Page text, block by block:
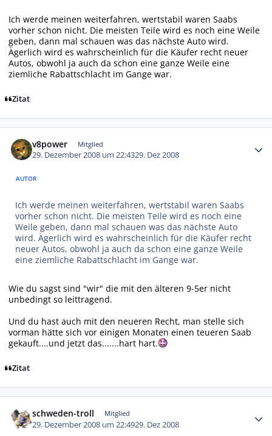
Ich werde meinen weiterfahren, wertstabil waren Saabs
vorher schon nicht. Die meisten Teile wird es noch eine Weile
geben, dann mal schauen was das nächste Auto wird.
Ägerlich wird es wahrscheinlich für die Käufer recht neuer
Autos, obwohl ja auch da schon eine ganze Weile eine
ziemliche Rabattschlacht im Gange war.
Zitat
v8power Mitglied
29. Dezember 2008 um 22:4329. Dez 2008
AUTOR
Ich werde meinen weiterfahren, wertstabil waren Saabs
vorher schon nicht. Die meisten Teile wird es noch eine
Weile geben, dann mal schauen was das nächste Auto
wird. Ägerlich wird es wahrscheinlich für die Käufer recht
neuer Autos, obwohl ja auch da schon eine ganze Weile
eine ziemliche Rabattschlacht im Gange war.
Wie du sagst sind "wir" die mit den älteren 9-5er nicht
unbedingt so leittragend.
Und du hast auch mit den neueren Recht, man stelle sich
vorman hätte sich vor einigen Monaten einen teueren Saab
gekauft....und jetzt das.......hart hart.
Zitat
schweden-troll Mitglied
29. Dezember 2008 um 22:4929. Dez 2008